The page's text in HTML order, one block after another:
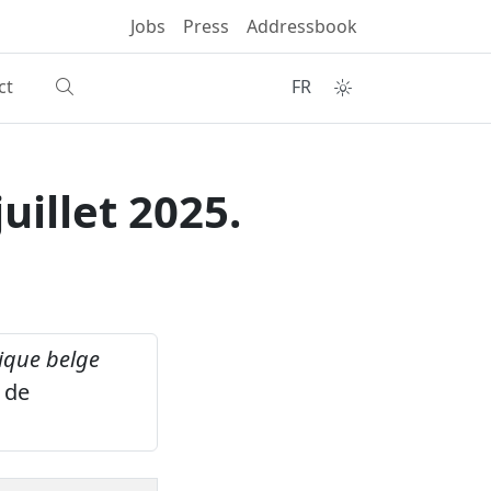
Jobs Press Addressbook
FR
2025.
belge